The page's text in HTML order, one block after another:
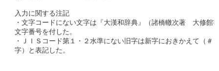
入力に関する注記
・文字コードにない文字は『大漢和辞典』（諸橋轍次著　大修館
文字番号を付した。
・ＪＩＳコード第１・２水準にない旧字は新字におきかえて（＃
字）と表記した。